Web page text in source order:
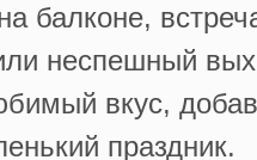
балконе,
неспешный
вкус,
праздник.